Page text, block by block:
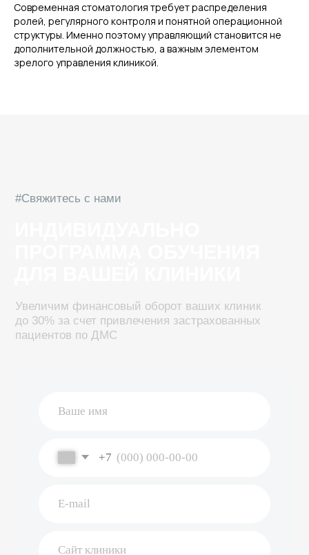
Современная стоматология требует распределения
ролей, регулярного контроля и понятной операционной
структуры. Именно поэтому управляющий становится не
дополнительной должностью, а важным элементом
зрелого управления клиникой.